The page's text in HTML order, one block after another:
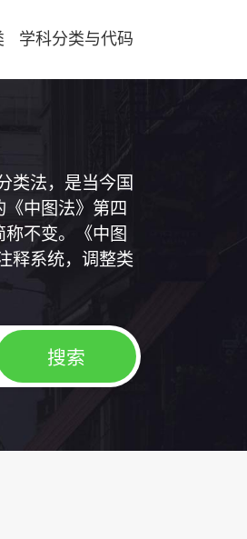
学科分类与代码
类法，是当今国
中图法》第四
不变。《中图
释系统，调整类